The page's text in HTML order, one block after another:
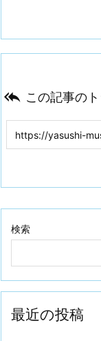
 この記事の
検索
最近の投稿